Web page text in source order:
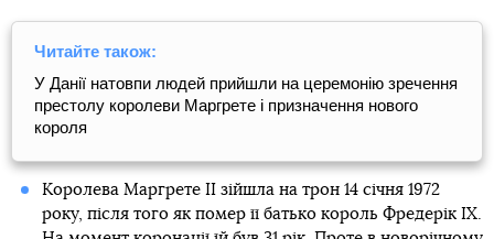
Читайте також:
У Данії натовпи людей прийшли на церемонію зречення
престолу королеви Маргрете і призначення нового
короля
Королева Маргрете II зійшла на трон 14 січня 1972
року, після того як помер її батько король Фредерік IX.